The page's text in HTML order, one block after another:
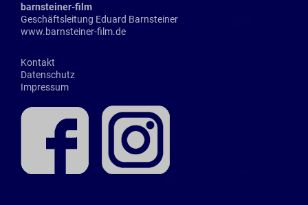
barnsteiner-film
Geschäftsleitung Eduard Barnsteiner
www.barnsteiner-film.de
Kontakt
Datenschutz
Impressum